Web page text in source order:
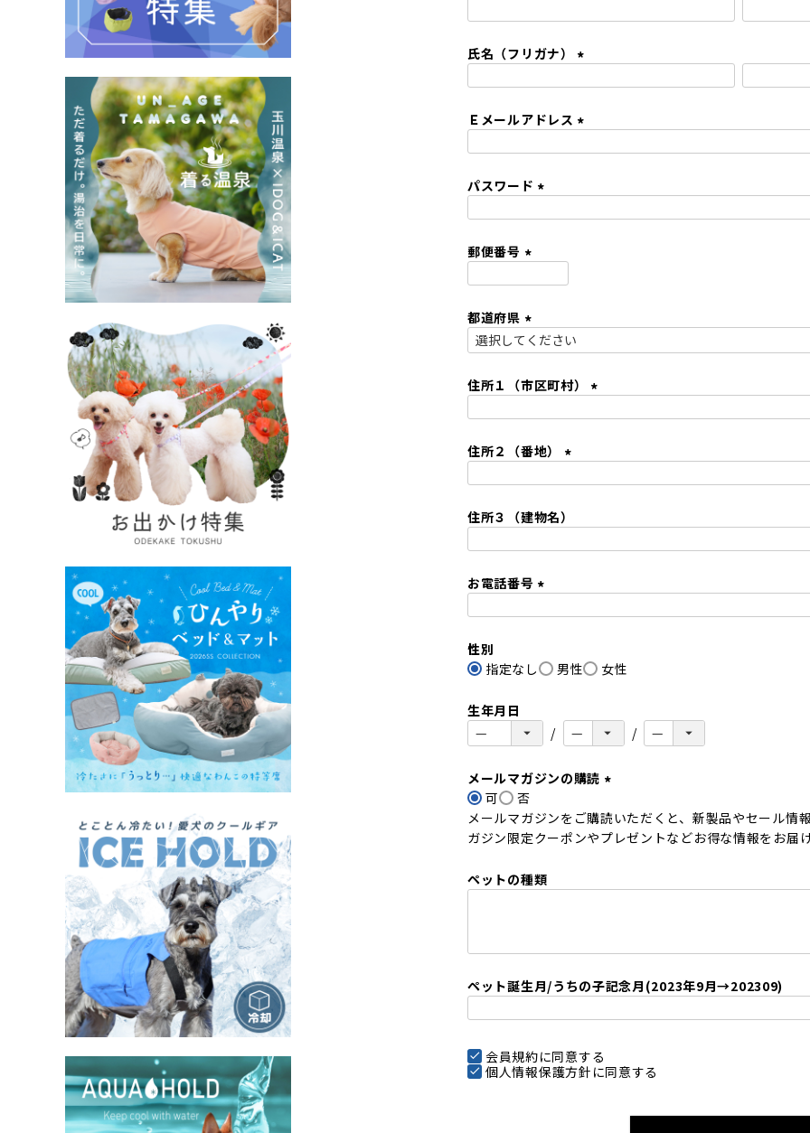
須
氏名（フリガナ）
須
Ｅメールアドレス
パスワード
郵便番号
須
)
都道府県
(
須
住所１（市区町村）
住所２（番地）
須
住所３（建物名）
お電話番号
)
性別
指定なし
男性 女性
生年月日
メールマガジンの購読
必
須
可
否
メールマガジンをご購読いただくと、新製品やセール情
ガジン限定クーポンやプレゼントなどお得な情報をお届
ペットの種類
ペット誕生月/うちの子記念月(2023年9月→202309)
会員規約に同意する
個人情報保護方針 に同意する